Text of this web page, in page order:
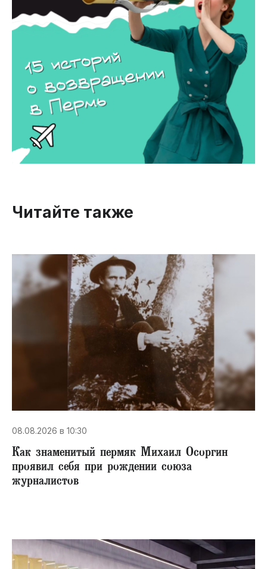
Читайте также
08.08.2026 в 10:30
​Как знаменитый пермяк Михаил Осоргин
проявил себя при рождении союза
журналистов